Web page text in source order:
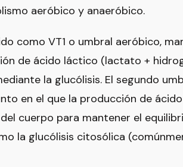
aeróbico y anaeróbico.
como VT1 o umbral aeróbico,
de ácido láctico (lactato +
la glucólisis. El segundo
en el que la producción de
cuerpo para mantener el
la glucólisis citosólica